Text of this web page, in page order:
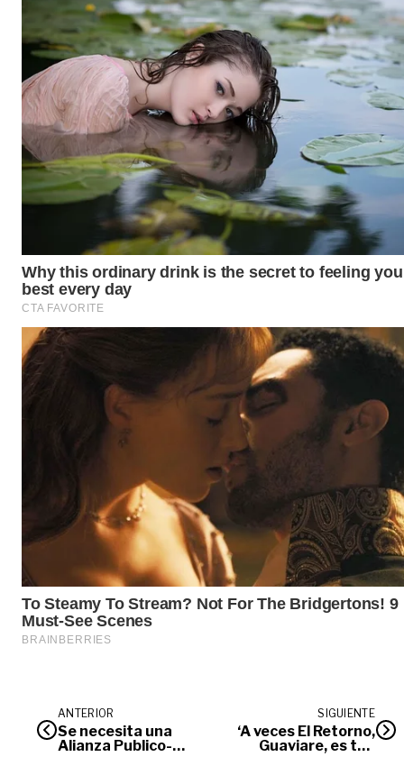
ANTERIOR
Se necesita una
Alianza Publico-
SIGUIENTE
‘A veces El Retorno,
Guaviare, es tan